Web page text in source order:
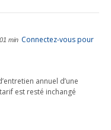
min Connectez-vous pour
annuel d’une
est resté inchangé